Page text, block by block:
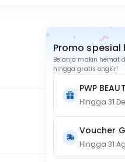
Promo
Belanja makin hemat
hingga gratis ongkir!
PWP
Hingga31
Voucher
15RB
Hingga31